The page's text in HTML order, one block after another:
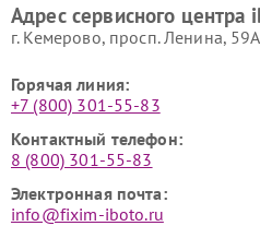
Адрес сервисного центра
г. Кемерово, просп. Ленина, 59А
Горячая линия:
+7 (800) 301-55-83
Контактный телефон:
8 (800) 301-55-83
Электронная почта:
info@fixim-iboto.ru